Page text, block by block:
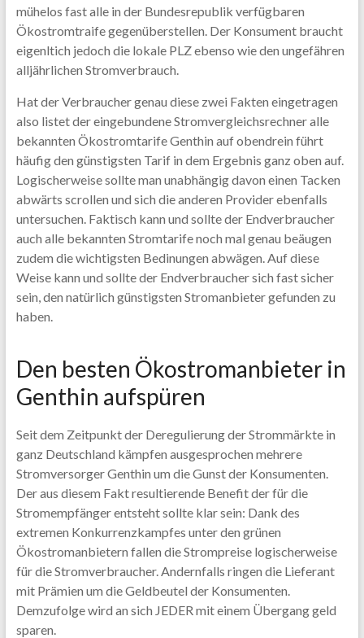
mühelos fast alle in der Bundesrepublik verfügbaren
Ökostromtraife gegenüberstellen. Der Konsument braucht
eigenltich jedoch die lokale PLZ ebenso wie den ungefähren
alljährlichen Stromverbrauch.
Hat der Verbraucher genau diese zwei Fakten eingetragen
also listet der eingebundene Stromvergleichsrechner alle
bekannten Ökostromtarife Genthin auf obendrein führt
häufig den günstigsten Tarif in dem Ergebnis ganz oben auf.
Logischerweise sollte man unabhängig davon einen Tacken
abwärts scrollen und sich die anderen Provider ebenfalls
untersuchen. Faktisch kann und sollte der Endverbraucher
auch alle bekannten Stromtarife noch mal genau beäugen
zudem die wichtigsten Bedinungen abwägen. Auf diese
Weise kann und sollte der Endverbraucher sich fast sicher
sein, den natürlich günstigsten Stromanbieter gefunden zu
haben.
Den besten Ökostromanbieter in
Genthin aufspüren
Seit dem Zeitpunkt der Deregulierung der Strommärkte in
ganz Deutschland kämpfen ausgesprochen mehrere
Stromversorger Genthin um die Gunst der Konsumenten.
Der aus diesem Fakt resultierende Benefit der für die
Stromempfänger entsteht sollte klar sein: Dank des
extremen Konkurrenzkampfes unter den grünen
Ökostromanbietern fallen die Strompreise logischerweise
für die Stromverbraucher. Andernfalls ringen die Lieferant
mit Prämien um die Geldbeutel der Konsumenten.
Demzufolge wird an sich JEDER mit einem Übergang geld
sparen.